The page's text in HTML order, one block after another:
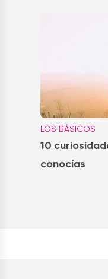
LOS BÁSICOS
10
conocías